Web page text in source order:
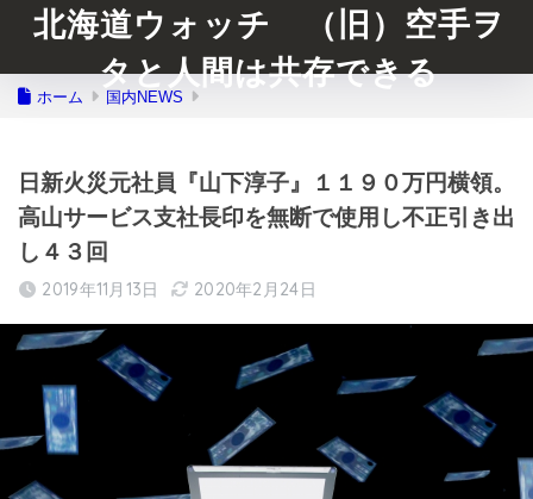
北海道ウォッチ （旧）空手ヲ
タと人間は共存できる
ホーム 国内NEWS
日新火災元社員『山下淳子』１１９０万円横領。
高山サービス支社長印を無断で使用し不正引き出
し４３回
2019年11月13日 2020年2月24日